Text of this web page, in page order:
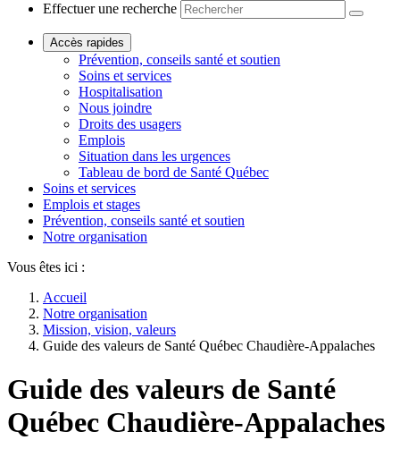
Effectuer une recherche
Accès rapides
Prévention, conseils santé et soutien
Soins et services
Hospitalisation
Nous joindre
Droits des usagers
Emplois
Situation dans les urgences
Tableau de bord de Santé Québec
Soins et services
Emplois et stages
Prévention, conseils santé et soutien
Notre organisation
Vous êtes ici :
Accueil
Notre organisation
Mission, vision, valeurs
Guide des valeurs de Santé Québec Chaudière-Appalaches
Guide des valeurs de Santé
Québec Chaudière-Appalaches